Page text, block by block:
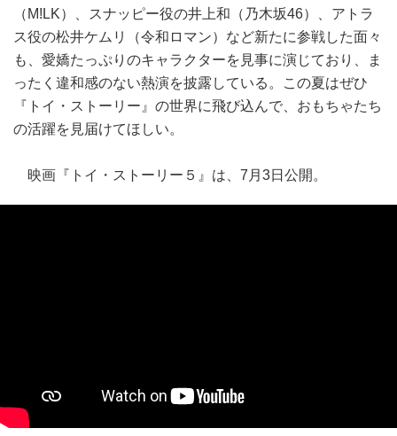
（M!LK）、スナッピー役の井上和（乃木坂46）、アトラ
ス役の松井ケムリ（令和ロマン）など新たに参戦した面々
も、愛嬌たっぷりのキャラクターを見事に演じており、ま
ったく違和感のない熱演を披露している。この夏はぜひ
『トイ・ストーリー』の世界に飛び込んで、おもちゃたち
の活躍を見届けてほしい。
映画『トイ・ストーリー５』は、7月3日公開。